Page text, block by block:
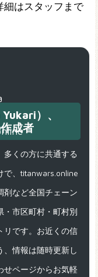
細はスタッフまで
）、
成者
多くの方に共通する
で、titanwars.online
剤など全国チェーン
・市区町村・町村別
リです。お近くの信
、情報は随時更新し
せページからお気軽